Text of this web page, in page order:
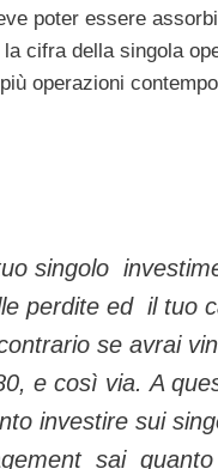
poter essere
cifra della singola
operazioni
singolo
perdite ed il tuo
se avrai
e così via. A
investire sui
sai quanto